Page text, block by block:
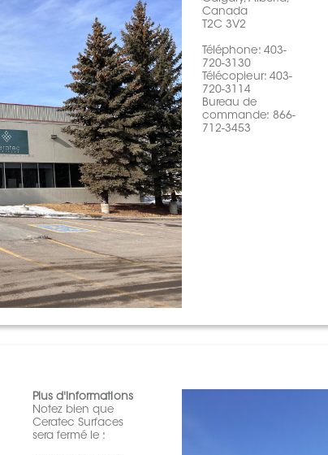
Canada
T2C 3V2
Téléphone:403-
720-3130
Télécopieur: 403-
720-3114
Bureau de
commande: 866-
712-3453
Plus d'informations
Notez bien que
Ceratec Surfaces
sera fermé le :